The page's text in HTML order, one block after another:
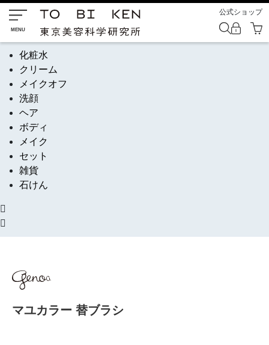
公式ショップ
化粧水
クリーム
メイクオフ
洗顔
ヘア
ボディ
メイク
セット
雑貨
石けん
マユカラー 替ブラシ